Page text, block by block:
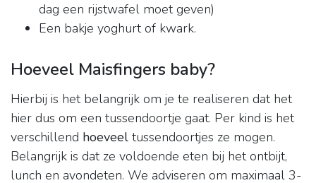
dag een rijstwafel moet geven)
Een bakje yoghurt of kwark.
Hoeveel Maisfingers baby?
Hierbij is het belangrijk om je te realiseren dat het
hier dus om een tussendoortje gaat. Per kind is het
verschillend hoeveel tussendoortjes ze mogen.
Belangrijk is dat ze voldoende eten bij het ontbijt,
lunch en avondeten. We adviseren om maximaal 3-